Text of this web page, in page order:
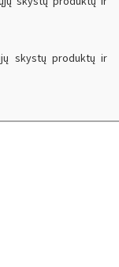
skystų produktų ir